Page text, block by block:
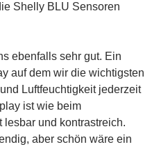
Shelly BLU Sensoren
ebenfalls sehr gut. Ein
auf dem wir die wichtigsten
Luftfeuchtigkeit jederzeit
ist wie beim
und kontrastreich.
aber schön wäre ein